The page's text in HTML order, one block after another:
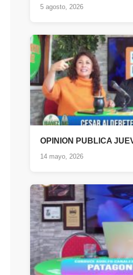
5 agosto, 2026
OPINION PUBLICA
14 mayo, 2026